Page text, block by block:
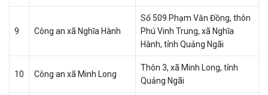
9 Công an xã Nghĩa Hành
Số 509 Phạm Văn Đồng, thôn
Phú Vinh Trung, xã Nghĩa
Hành, tỉnh Quảng Ngãi
10 Công an xã Minh Long
Thôn 3, xã Minh Long, tỉnh
Quảng Ngãi